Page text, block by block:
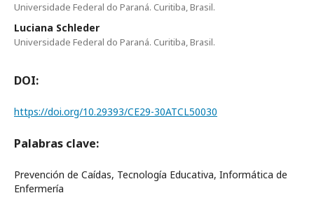
Universidade Federal do Paraná. Curitiba, Brasil.
Luciana Schleder
Universidade Federal do Paraná. Curitiba, Brasil.
DOI:
https://doi.org/10.29393/CE29-30ATCL50030
Palabras clave:
Prevención de Caídas, Tecnología Educativa, Informática de
Enfermería